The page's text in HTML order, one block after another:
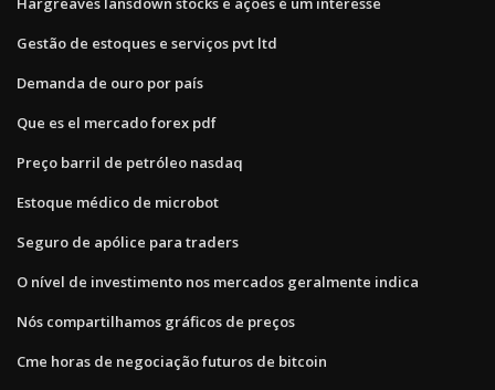
Gestão de estoques e serviços pvt ltd
Demanda de ouro por país
Que es el mercado forex pdf
Preço barril de petróleo nasdaq
Estoque médico de microbot
Seguro de apólice para traders
O nível de investimento nos mercados geralmente indica
Nós compartilhamos gráficos de preços
Cme horas de negociação futuros de bitcoin